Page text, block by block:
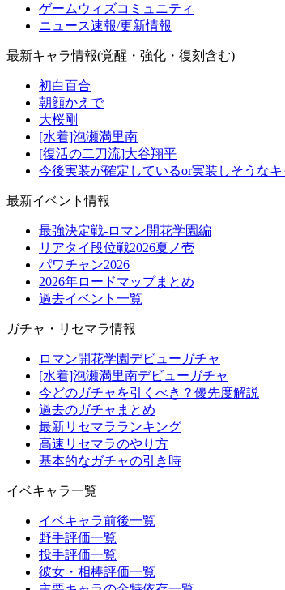
ゲームウィズコミュニティ
ニュース速報/更新情報
最新キャラ情報(覚醒・強化・復刻含む)
初白百合
朝顔かえで
大桜剛
[水着]泡瀬満里南
[復活の二刀流]大谷翔平
今後実装が確定しているor実装しそうな
最新イベント情報
最強決定戦-ロマン開花学園編
リアタイ段位戦2026夏ノ壱
パワチャン2026
2026年ロードマップまとめ
過去イベント一覧
ガチャ・リセマラ情報
ロマン開花学園デビューガチャ
[水着]泡瀬満里南デビューガチャ
今どのガチャを引くべき？優先度解説
過去のガチャまとめ
最新リセマラランキング
高速リセマラのやり方
基本的なガチャの引き時
イベキャラ一覧
イベキャラ前後一覧
野手評価一覧
投手評価一覧
彼女・相棒評価一覧